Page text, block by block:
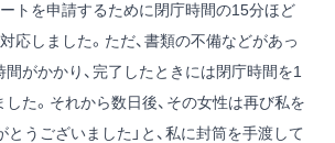
トを申請するために閉庁時間の15分ほど
応しました。ただ、書類の不備などがあっ
がかかり、完了したときには閉庁時間を1
た。それから数日後、その女性は再び私を
とうございました」と、私に封筒を手渡して